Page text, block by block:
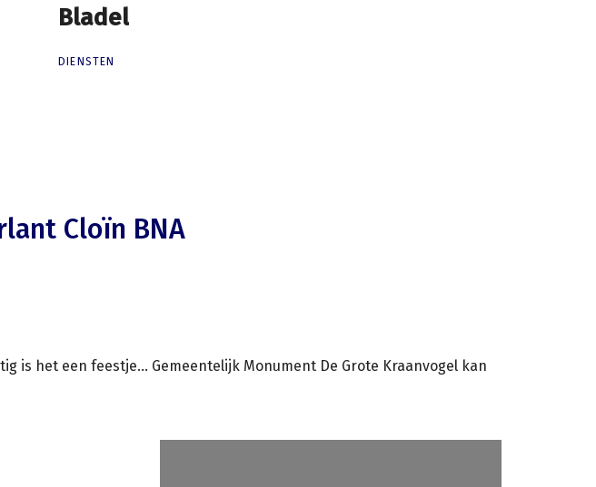
Bladel
Bladel
DIENSTEN
Cloïn BNA
is het een feestje... Gemeentelijk Monument De Grote Kraanvogel kan